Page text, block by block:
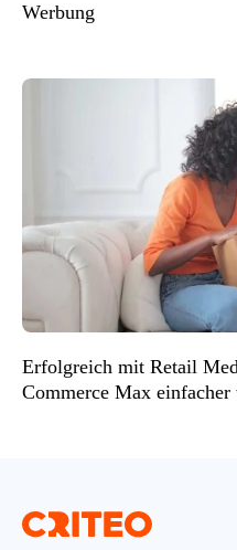
Werbung
Erfolgreich mit Retail
Commerce Max einfacher